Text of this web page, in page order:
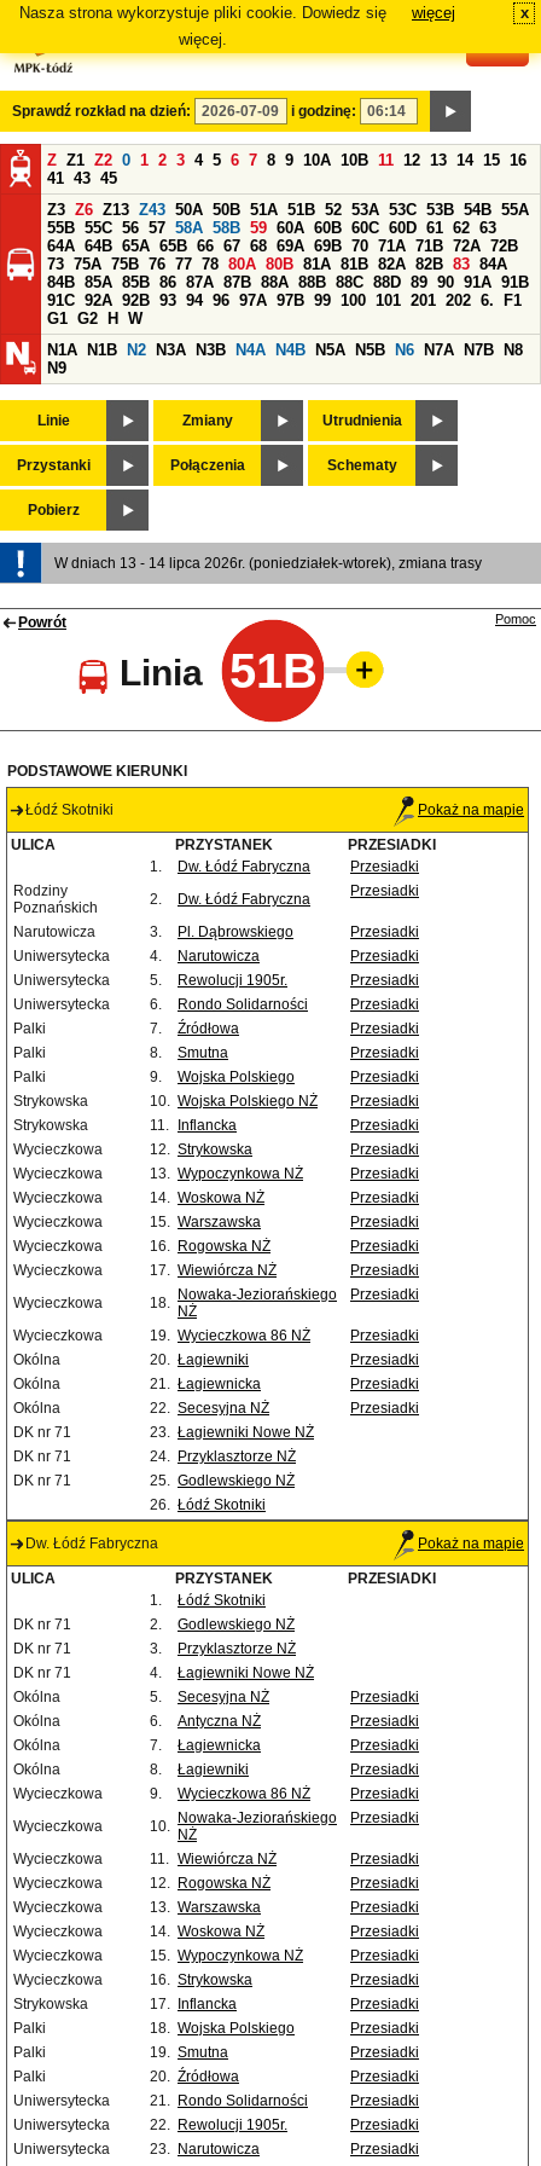
Nasza strona wykorzystuje pliki cookie. Dowiedz się
więcej.
więcej x
Sprawdź rozkład na dzień: i godzinę:
Z Z1 Z2 0 1 2 3 4 5 6 7 8 9 10A 10B 11 12 13 14 15 16
41 43 45
Z3 Z6 Z13 Z43 50A 50B 51A 51B 52 53A 53C 53B 54B 55A
55B 55C 56 57 58A 58B 59 60A 60B 60C 60D 61 62 63
64A 64B 65A 65B 66 67 68 69A 69B 70 71A 71B 72A 72B
73 75A 75B 76 77 78 80A 80B 81A 81B 82A 82B 83 84A
84B 85A 85B 86 87A 87B 88A 88B 88C 88D 89 90 91A 91B
91C 92A 92B 93 94 96 97A 97B 99 100 101 201 202 6.
F1
G1 G2 H
W
N1A
N1B N2 N3A N3B N4A N4B N5A N5B N6 N7A N7B
N8
N9
Linie Zmiany Utrudnienia
Przystanki Połączenia Schematy
Pobierz
W dniach 13 - 14 lipca 2026r. (poniedziałek-wtorek), zmiana trasy
Powrót
Linia 51B
Pomoc
PODSTAWOWE KIERUNKI
Łódź Skotniki Pokaż na mapie
ULICA PRZYSTANEK
PRZESIADKI
1.
Dw. Łódź Fabryczna
Przesiadki
Rodziny
Poznańskich
2. Dw. Łódź Fabryczna Przesiadki
Narutowicza 3. Pl. Dąbrowskiego
Przesiadki
Uniwersytecka
4. Narutowicza
Przesiadki
Uniwersytecka
5. Rewolucji 1905r.
Przesiadki
Uniwersytecka
6. Rondo Solidarności
Przesiadki
Palki
7. Źródłowa
Przesiadki
Palki
8. Smutna
Przesiadki
Palki
9. Wojska Polskiego
Przesiadki
Strykowska
10. Wojska Polskiego NŻ
Przesiadki
Strykowska
11. Inflancka
Przesiadki
Wycieczkowa
12. Strykowska
Przesiadki
Wycieczkowa
13. Wypoczynkowa NŻ
Przesiadki
Wycieczkowa
14. Woskowa NŻ
Przesiadki
Wycieczkowa
15. Warszawska
Przesiadki
Wycieczkowa
16. Rogowska NŻ
Przesiadki
Wycieczkowa
17. Wiewiórcza NŻ
Przesiadki
Wycieczkowa
18. Nowaka-Jeziorańskiego
NŻ
Przesiadki
Wycieczkowa 19. Wycieczkowa 86 NŻ
Przesiadki
Okólna
20. Łagiewniki
Przesiadki
Okólna
21. Łagiewnicka
Przesiadki
Okólna
22. Secesyjna NŻ
Przesiadki
DK nr 71
23. Łagiewniki Nowe NŻ
DK nr 71
24. Przyklasztorze NŻ
DK nr 71
25. Godlewskiego NŻ
26. Łódź Skotniki
Dw. Łódź Fabryczna Pokaż na mapie
ULICA PRZYSTANEK
PRZESIADKI
1.
Łódź Skotniki
DK nr 71
2.
Godlewskiego NŻ
DK nr 71
3.
Przyklasztorze NŻ
DK nr 71
4.
Łagiewniki Nowe NŻ
Okólna
5. Secesyjna NŻ
Przesiadki
Okólna
6. Antyczna NŻ
Przesiadki
Okólna
7. Łagiewnicka
Przesiadki
Okólna
8. Łagiewniki
Przesiadki
Wycieczkowa
9. Wycieczkowa 86 NŻ
Przesiadki
Wycieczkowa
10. Nowaka-Jeziorańskiego
NŻ
Przesiadki
Wycieczkowa 11. Wiewiórcza NŻ
Przesiadki
Wycieczkowa
12. Rogowska NŻ
Przesiadki
Wycieczkowa
13. Warszawska
Przesiadki
Wycieczkowa
14. Woskowa NŻ
Przesiadki
Wycieczkowa
15. Wypoczynkowa NŻ
Przesiadki
Wycieczkowa
16. Strykowska
Przesiadki
Strykowska
17. Inflancka
Przesiadki
Palki
18. Wojska Polskiego
Przesiadki
Palki
19. Smutna
Przesiadki
Palki
20. Źródłowa
Przesiadki
Uniwersytecka
21. Rondo Solidarności
Przesiadki
Uniwersytecka
22. Rewolucji 1905r.
Przesiadki
Uniwersytecka
23. Narutowicza
Przesiadki